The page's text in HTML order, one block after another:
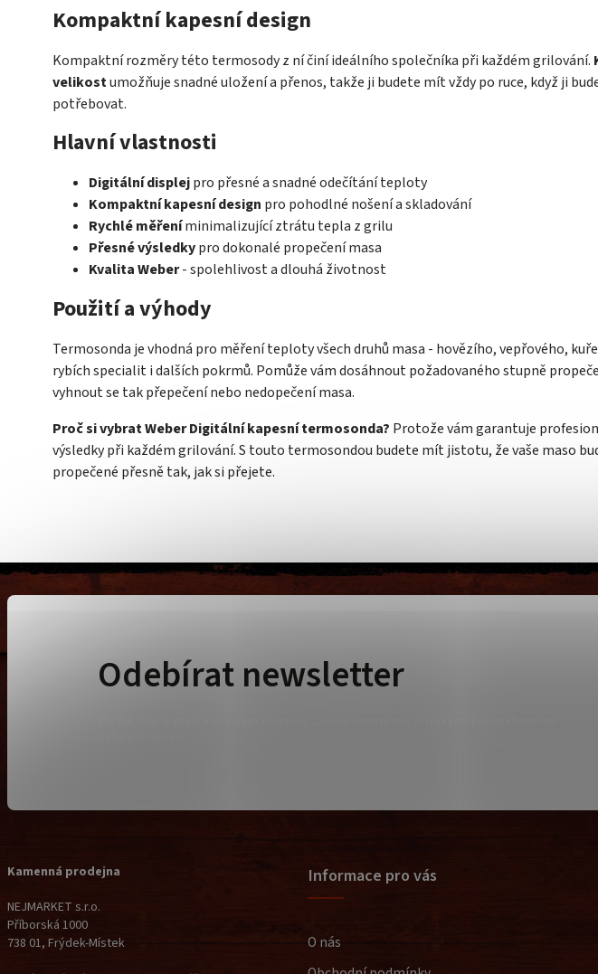
Kompaktní kapesní design
Kompaktní rozměry této termosody z ní činí ideálního společníka při každém grilování.
velikostumožňuje snadné uložení a přenos, takže ji budete mít vždy po ruce, když ji
potřebovat.
Hlavní vlastnosti
Digitální displejpro přesné a snadné odečítání teploty
Kompaktní kapesní design pro pohodlné nošení a skladování
Rychlé měřeníminimalizující ztrátu tepla z grilu
Přesné výsledkypro dokonalé propečení masa
Kvalita Weber- spolehlivost a dlouhá životnost
Použití a výhody
Termosonda je vhodná pro měření teploty všech druhů masa - hovězího, vepřového,
rybích specialit i dalších pokrmů. Pomůže vám dosáhnout požadovaného stupně
vyhnout se tak přepečení nebo nedopečení masa.
Proč si vybrat Weber Digitální kapesní termosonda? Protože vám garantuje
výsledky při každém grilování. S touto termosondou budete mít jistotu, že vaše maso
propečené přesně tak, jak si přejete.
Kamenná prodejna
NEJMARKET s.r.o.
Příborská 1000
738 01, Frýdek-Místek
Informace pro vás
O nás
Odebírat newsletter